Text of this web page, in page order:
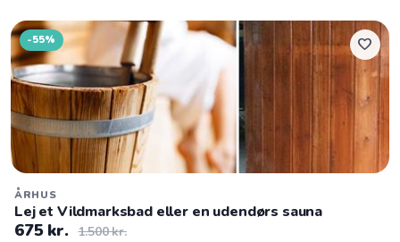
-55% favorite
ÅRHUS
Lej et Vildmarksbad eller en udendørs sauna
675 kr. 1.500 kr.